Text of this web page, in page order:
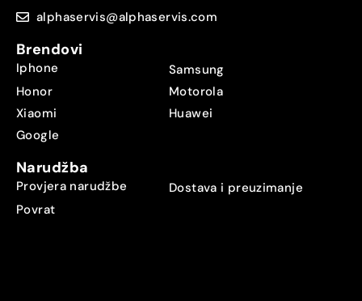
alphaservis@alphaservis.com
Brendovi
Iphone
Samsung
Honor
Motorola
Xiaomi
Huawei
Google
Narudžba
Provjera narudžbe
Dostava i preuzimanje
Povrat